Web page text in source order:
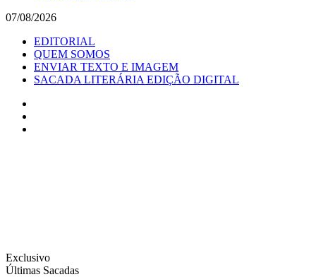
07/08/2026
EDITORIAL
QUEM SOMOS
ENVIAR TEXTO E IMAGEM
SACADA LITERÁRIA EDIÇÃO DIGITAL
Exclusivo
Últimas Sacadas